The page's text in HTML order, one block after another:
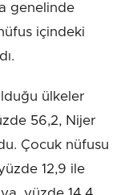
genelinde
içindeki
ülkeler
56,2, Nijer
Çocuk nüfusu
12,9 ile